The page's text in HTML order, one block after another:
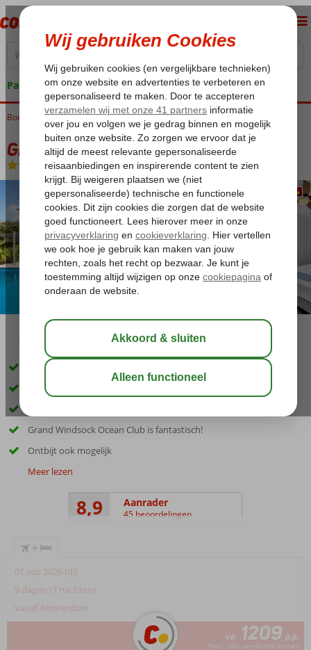
Pakketgarantie
Home
Bonaire Kralendijk Grand Windsock Dive & Beach Resort
Grand Windsock Dive & Beach Resort
Logies-Aparthotel
10:00
Perfect voor liefhebbers van duiken en snorkelen
Vlak bij het strand Bachelor Beach
Grand Windsock Ocean Club is fantastisch!
Ontbijt ook mogelijk
Meer lezen
8,9 Aanrader
45 beoordelingen
+
01 sep 2026 (di)
9 dagen (7 nachten)
vanaf Amsterdam
va 1209 p.p.
*incl. alle verplichte kosten